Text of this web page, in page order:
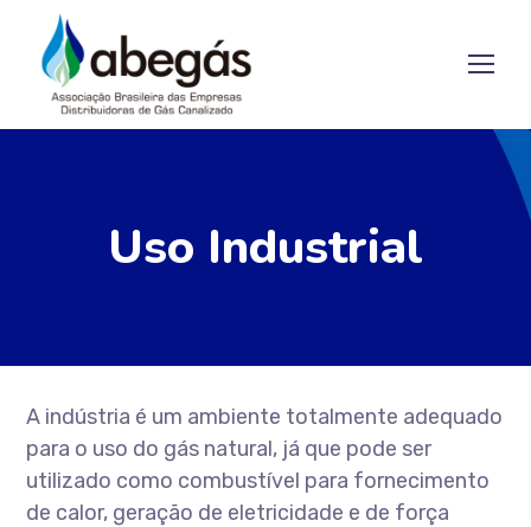
Uso Industrial
A indústria é um ambiente totalmente adequado
para o uso do gás natural, já que pode ser
utilizado como combustível para fornecimento
de calor, geração de eletricidade e de força